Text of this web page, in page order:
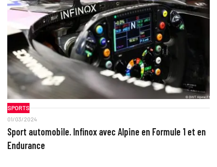
SPORTS
01/03/2024
Sport automobile. Infinox avec Alpine en Formule 1 et en
Endurance